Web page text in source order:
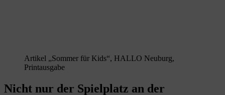
Artikel „Sommer für Kids“, HALLO Neuburg,
Printausgabe
Nicht nur der Spielplatz an der